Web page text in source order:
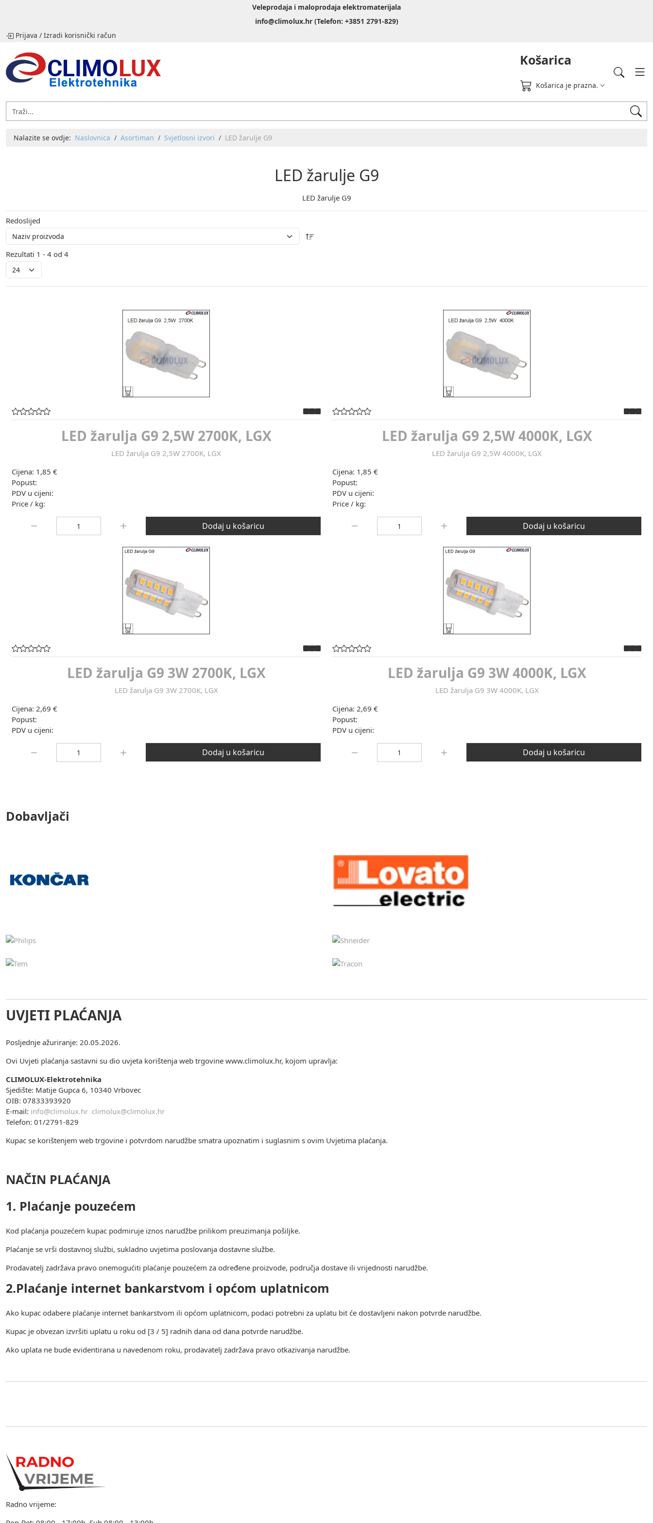
Veleprodaja i maloprodaja elektromaterijala
info@climolux.hr (Telefon: +3851 2791-829)
Prijava / Izradi korisnički račun
Košarica
Košarica je prazna.
Nalazite se ovdje: Naslovnica Asortiman Svjetlosni izvori LED žarulje G9
LED žarulje G9
LED žarulje G9
Redoslijed
Rezultati 1 - 4 od 4
LED žarulja G9 2,5W 2700K, LGX
LED žarulja G9 2,5W 2700K, LGX
Cijena: 1,85 €
Popust:
PDV u cijeni:
Price / kg:
Dodaj u košaricu
LED žarulja G9 2,5W 4000K, LGX
LED žarulja G9 2,5W 4000K, LGX
Cijena: 1,85 €
Popust:
PDV u cijeni:
Price / kg:
Dodaj u košaricu
LED žarulja G9 3W 2700K, LGX
LED žarulja G9 3W 2700K, LGX
Cijena: 2,69 €
Popust:
PDV u cijeni:
Dodaj u košaricu
LED žarulja G9 3W 4000K, LGX
LED žarulja G9 3W 4000K, LGX
Cijena: 2,69 €
Popust:
PDV u cijeni:
Dodaj u košaricu
Dobavljači
UVJETI PLAĆANJA
Posljednje ažuriranje: 20.05.2026.
Ovi Uvjeti plaćanja sastavni su dio uvjeta korištenja web trgovine www.climolux.hr, kojom upravlja:
CLIMOLUX-Elektrotehnika
Sjedište: Matije Gupca 6, 10340 Vrbovec
OIB: 07833393920
E-mail: info@climolux.hr climolux@climolux.hr
Telefon: 01/2791-829
Kupac se korištenjem web trgovine i potvrdom narudžbe smatra upoznatim i suglasnim s ovim Uvjetima plaćanja.
NAČIN PLAĆANJA
1. Plaćanje pouzećem
Kod plaćanja pouzećem kupac podmiruje iznos narudžbe prilikom preuzimanja pošiljke.
Plaćanje se vrši dostavnoj službi, sukladno uvjetima poslovanja dostavne službe.
Prodavatelj zadržava pravo onemogućiti plaćanje pouzećem za određene proizvode, područja dostave ili vrijednosti narudžbe.
2.Plaćanje internet bankarstvom i općom uplatnicom
Ako kupac odabere plaćanje internet bankarstvom ili općom uplatnicom, podaci potrebni za uplatu bit će dostavljeni nakon potvrde narudžbe.
Kupac je obvezan izvršiti uplatu u roku od [3 / 5] radnih dana od dana potvrde narudžbe.
Ako uplata ne bude evidentirana u navedenom roku, prodavatelj zadržava pravo otkazivanja narudžbe.
Radno vrijeme: